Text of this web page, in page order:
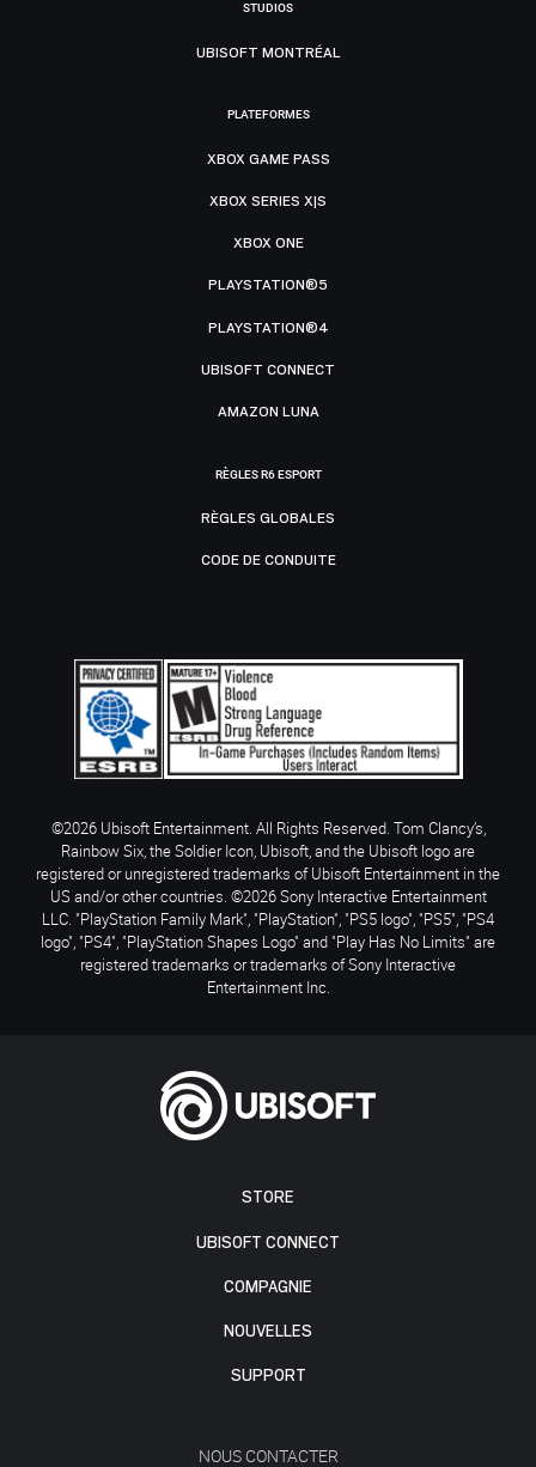
STORE
UBISOFT CONNECT
COMPAGNIE
NOUVELLES
SUPPORT
NOUS CONTACTER
STUDIOS
UBISOFT MONTRÉAL
PLATEFORMES
XBOX GAME PASS
XBOX SERIES X|S
XBOX ONE
PLAYSTATION®5
PLAYSTATION®4
UBISOFT CONNECT
AMAZON LUNA
RÈGLES R6 ESPORT
RÈGLES GLOBALES
CODE DE CONDUITE
©2026 Ubisoft Entertainment. All Rights Reserved. Tom Clancy’s,
Rainbow Six, the Soldier Icon, Ubisoft, and the Ubisoft logo are
registered or unregistered trademarks of Ubisoft Entertainment in the
US and/or other countries. ©2026 Sony Interactive Entertainment
LLC. "PlayStation Family Mark", "PlayStation", "PS5 logo", "PS5", "PS4
logo", "PS4", "PlayStation Shapes Logo" and "Play Has No Limits" are
registered trademarks or trademarks of Sony Interactive
Entertainment Inc.